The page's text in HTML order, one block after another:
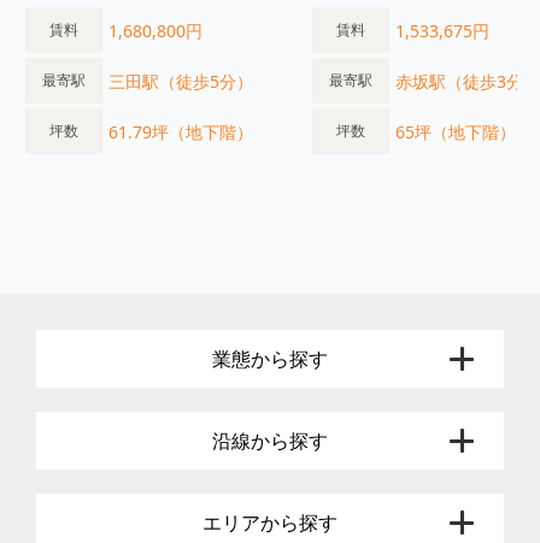
賃料 1,680,800円
最寄駅 三田駅（徒歩5分）
坪数 61.79坪（地下階）
賃料 1,533,675円
最寄駅 赤坂駅（徒歩3分）
坪数 65坪（地下階）
業態から探す
沿線から探す
エリアから探す